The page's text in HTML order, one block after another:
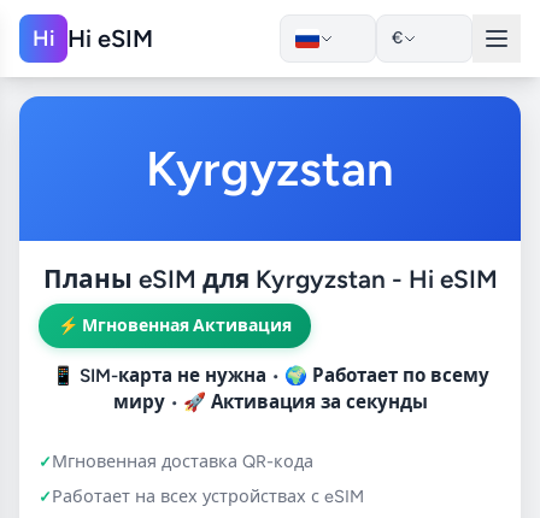
Hi Hi eSIM €
Kyrgyzstan
Планы eSIM для Kyrgyzstan - Hi eSIM
⚡ Мгновенная Активация
📱 SIM-карта не нужна • 🌍 Работает по всему
миру• 🚀 Активация за секунды
Мгновенная доставка QR-кода
Работает на всех устройствах с eSIM